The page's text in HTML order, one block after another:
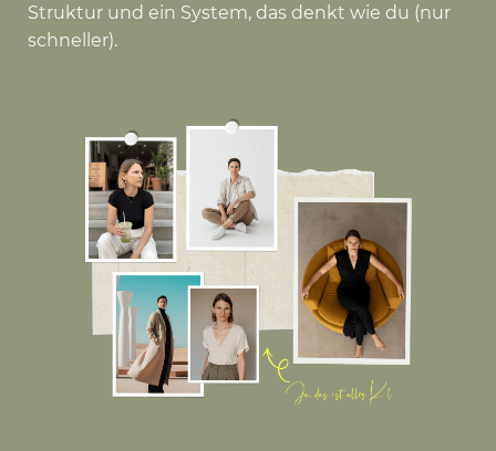
Struktur und ein System, das denkt wie du (nur
schneller).